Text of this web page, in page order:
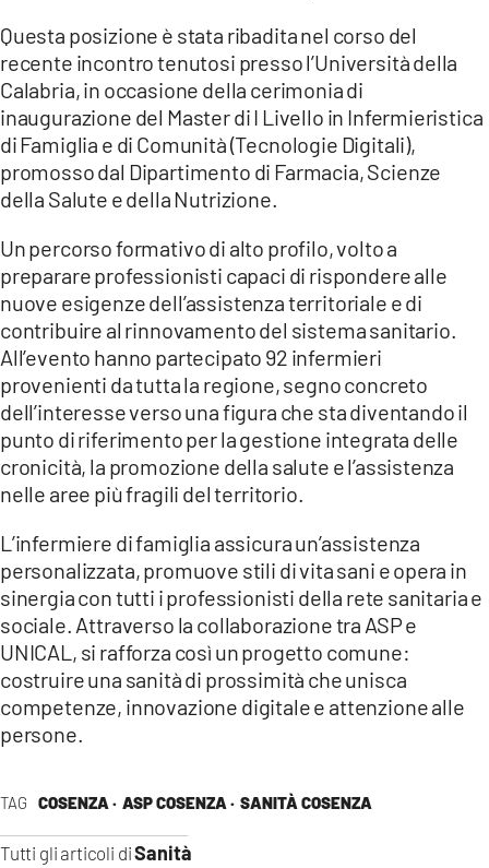
TAG COSENZA · ASP COSENZA · SANITÀ COSENZA
Tutti gli articoli diSanità
Questa posizione è stata ribadita nel corso del
recente incontro tenutosi presso l’Università della
Calabria, in occasione della cerimonia di
inaugurazione del Master di I Livello in Infermieristica
di Famiglia e di Comunità (Tecnologie Digitali),
promosso dal Dipartimento di Farmacia, Scienze
della Salute e della Nutrizione.
Un percorso formativo di alto profilo, volto a
preparare professionisti capaci di rispondere alle
nuove esigenze dell’assistenza territoriale e di
contribuire al rinnovamento del sistema sanitario.
All’evento hanno partecipato 92 infermieri
provenienti da tutta la regione, segno concreto
dell’interesse verso una figura che sta diventando il
punto di riferimento per la gestione integrata delle
cronicità, la promozione della salute e l’assistenza
nelle aree più fragili del territorio.
L’infermiere di famiglia assicura un’assistenza
personalizzata, promuove stili di vita sani e opera in
sinergia con tutti i professionisti della rete sanitaria e
sociale. Attraverso la collaborazione tra ASP e
UNICAL, si rafforza così un progetto comune:
costruire una sanità di prossimità che unisca
competenze, innovazione digitale e attenzione alle
persone.